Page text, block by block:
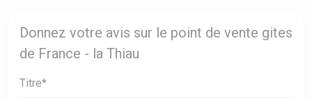
Donnez votre avis sur le point de vente gites
de France - la Thiau
Titre*